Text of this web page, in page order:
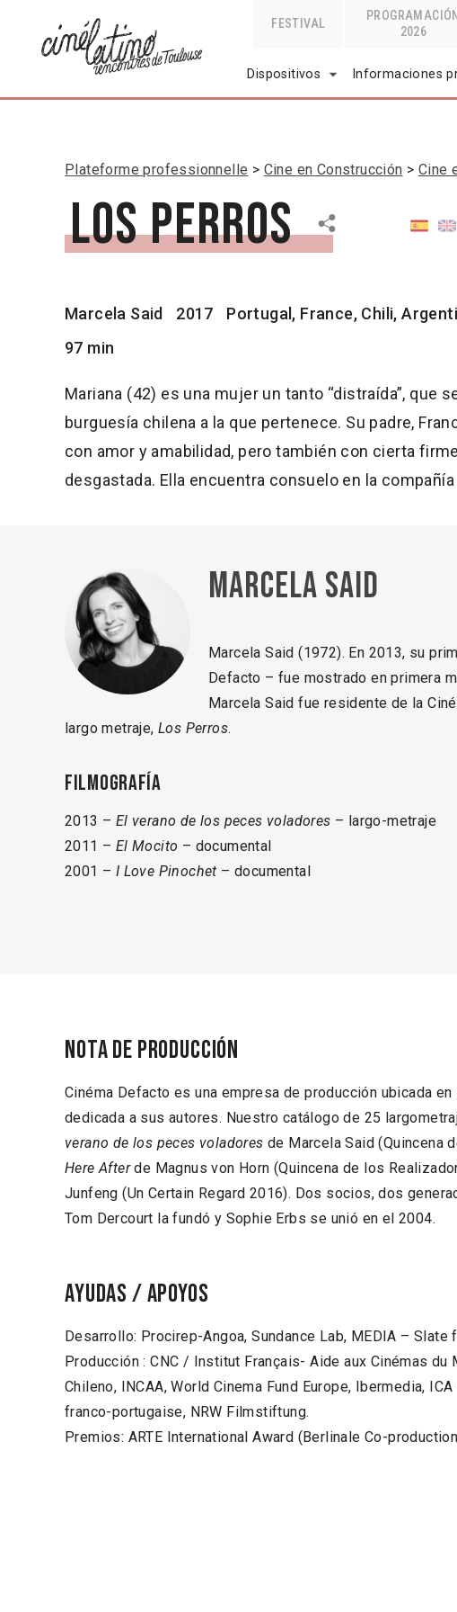
FESTIVAL
PROGRAMACIÓN
2026
Dispositivos Informaciones
Plateforme professionnelle Cine en Construcción Cine
Los perros
Marcela Said 2017
Portugal, France, Chili,
97 min
Mariana (42) es una mujer un tanto “distraída”, que
burguesía chilena a la que pertenece. Su padre,
con amor y amabilidad, pero también con cierta
desgastada. Ella encuentra consuelo en la
Marcela Said
Marcela Said (1972). En 2013, su
Defacto – fue mostrado en primera
Marcela Said fue residente de la
largo metraje,Los Perros.
Filmografía
2013 – El verano de los peces voladores – largo-metraje
2011 – El Mocito – documental
2001 – I Love Pinochet – documental
Nota de producción
Cinéma Defacto es una empresa de producción ubicada en
dedicada a sus autores. Nuestro catálogo de 25
verano de los peces voladores de Marcela Said (Quincena
Here Afterde Magnus von Horn (Quincena de los
Junfeng (Un Certain Regard 2016). Dos socios, dos
Tom Dercourt la fundó y Sophie Erbs se unió en el 2004.
Ayudas / Apoyos
Desarrollo: Procirep-Angoa, Sundance Lab, MEDIA – Slate
Producción : CNC / Institut Français- Aide aux Cinémas du
Chileno, INCAA, World Cinema Fund Europe, Ibermedia,
franco-portugaise, NRW Filmstiftung.
Premios: ARTE International Award (Berlinale Co-